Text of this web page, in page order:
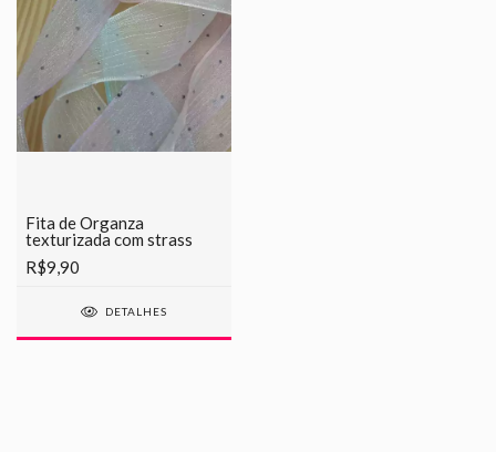
Fita de Organza
texturizada com strass
R$9,90
DETALHES